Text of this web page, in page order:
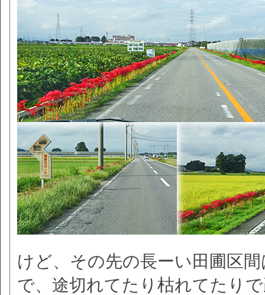
けど、その先の長ーい田圃区
で、途切れてたり枯れてたり